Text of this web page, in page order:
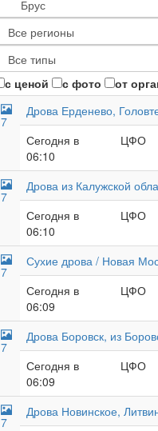
с ценой с фото от
7
Дрова Ерденево,
Сегодня в
06:10
ЦФО
7
Дрова из Калужской
Сегодня в
06:10
ЦФО
7
Сухие дрова / Новая
Сегодня в
06:09
ЦФО
7
Дрова Боровск, из
Сегодня в
06:09
ЦФО
7
Дрова Новинское,